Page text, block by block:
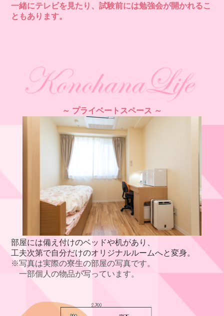
一緒にテレビを見たり、試験前には勉強会が開かれるこ
ともあります。
～ プライベートスペース ～
部屋には備え付けのベッドや机があり、
工夫次第で自分だけのオリジナルルームへと変身。
※写真は実際の寮生の部屋の写真です。
一部個人の物品が写っています。